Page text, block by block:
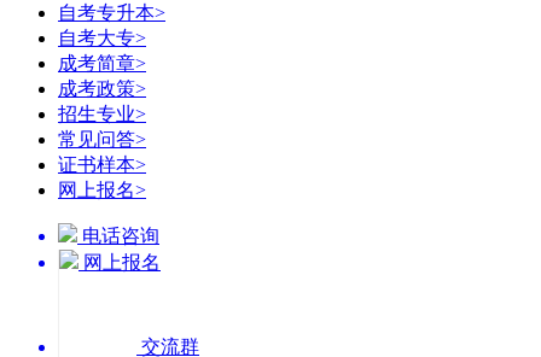
自考专升本>
自考大专>
成考简章>
成考政策>
招生专业>
常见问答>
证书样本>
网上报名>
电话咨询
网上报名
交流群